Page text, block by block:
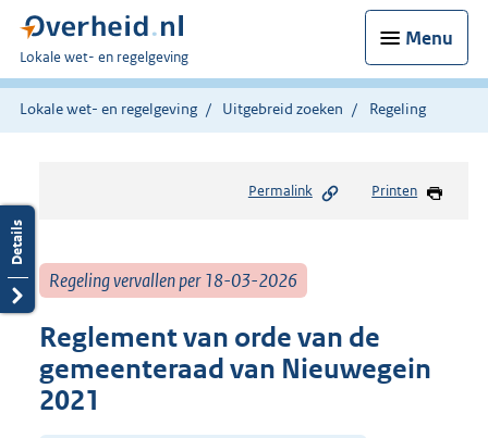
Menu
U
bent
hier:
Lokale wet- en regelgeving
Lokale wet- en regelgeving Uitgebreid zoeken Regeling
Permalink Printen
Regeling vervallen per 18-03-2026
Reglement van orde van de
gemeenteraad van Nieuwegein
2021